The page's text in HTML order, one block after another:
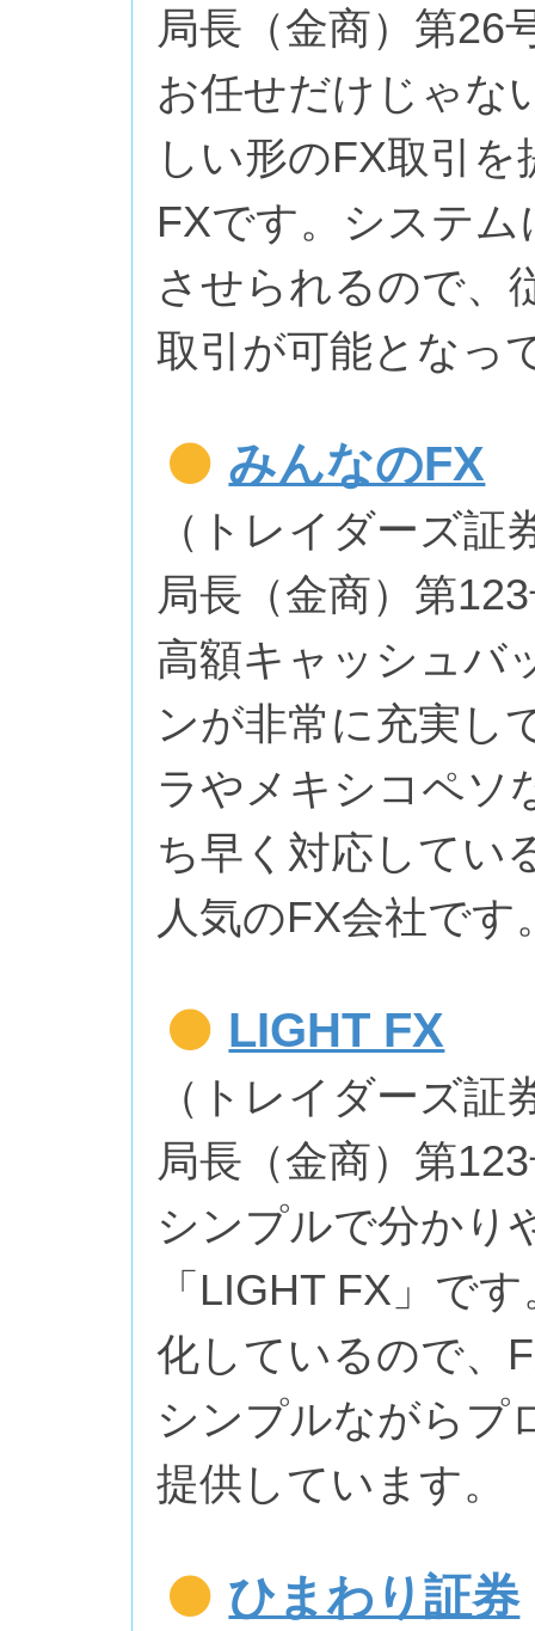
局長（金商）第26
お任せだけじゃな
しい形のFX取引
FXです。システ
させられるので、
取引が可能となっ
みんなのFX
（トレイダーズ
局長（金商）第
高額キャッシュバ
ンが非常に充実し
ラやメキシコペソ
ち早く対応してい
人気のFX会社です
LIGHT FX
（トレイダーズ
局長（金商）第
シンプルで分かり
「LIGHT FX」で
化しているので、
シンプルながらプ
提供しています。
ひまわり証券